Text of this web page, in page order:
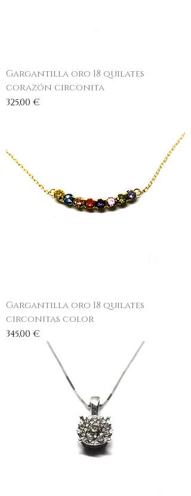
Gargantilla oro 18 quilates
corazón circonita
Precio
325,00 €
Gargantilla oro 18 quilates
circonitas color
Precio
345,00 €